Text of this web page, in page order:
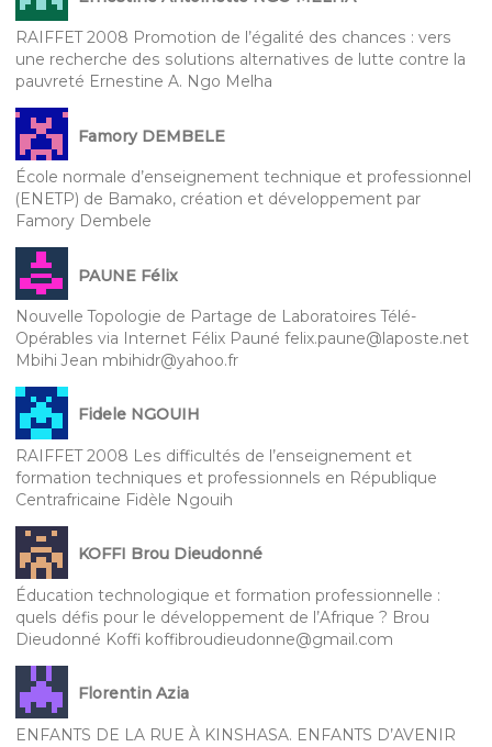
RAIFFET 2008 Promotion de l’égalité des chances : vers
une recherche des solutions alternatives de lutte contre la
pauvreté Ernestine A. Ngo Melha
Famory DEMBELE
École normale d’enseignement technique et professionnel
(ENETP) de Bamako, création et développement par
Famory Dembele
PAUNE Félix
Nouvelle Topologie de Partage de Laboratoires Télé-
Opérables via Internet Félix Pauné felix.paune@laposte.net
Mbihi Jean mbihidr@yahoo.fr
Fidele NGOUIH
RAIFFET 2008 Les difficultés de l’enseignement et
formation techniques et professionnels en République
Centrafricaine Fidèle Ngouih
KOFFI Brou Dieudonné
Éducation technologique et formation professionnelle :
quels défis pour le développement de l’Afrique ? Brou
Dieudonné Koffi koffibroudieudonne@gmail.com
Florentin Azia
ENFANTS DE LA RUE À KINSHASA. ENFANTS D’AVENIR